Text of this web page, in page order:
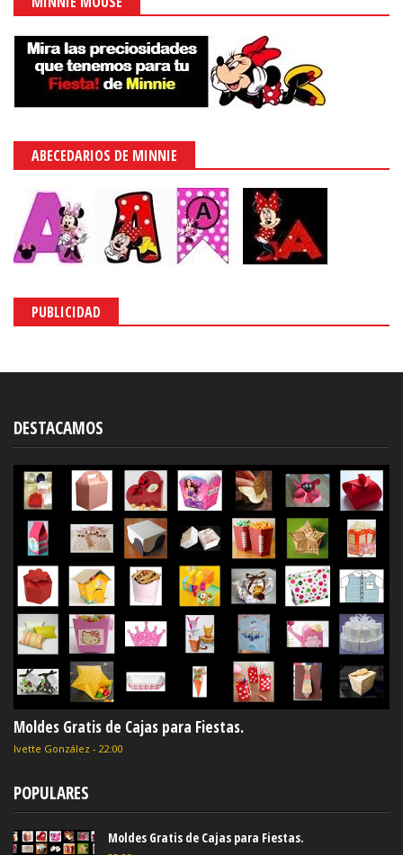
ABECEDARIOS DE MINNIE
PUBLICIDAD
DESTACAMOS
Moldes Gratis de Cajas para Fiestas.
Ivette González - 22:00
POPULARES
Moldes Gratis de Cajas para Fiestas.